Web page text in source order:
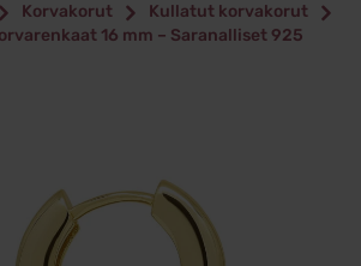
Korvakorut
Kullatut korvakorut
16 mm – Saranalliset 925